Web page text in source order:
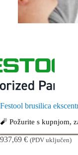
Festool brusilica
🧨 Požurite s kupnjom,
937,69 € (PDV uključen)